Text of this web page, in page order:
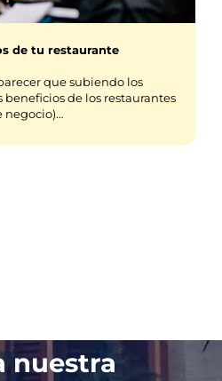
de tu restaurante
que subiendo los
de los restaurantes
negocio)…
nuestra